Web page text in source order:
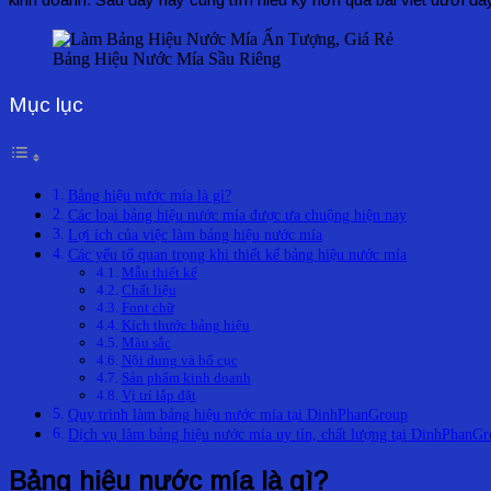
Bảng Hiệu Nước Mía Sầu Riêng
Mục lục
Bảng hiệu nước mía là gì?
Các loại bảng hiệu nước mía được ưa chuộng hiện nay
Lợi ích của việc làm bảng hiệu nước mía
Các yếu tố quan trọng khi thiết kế bảng hiệu nước mía
Mẫu thiết kế
Chất liệu
Font chữ
Kích thước bảng hiệu
Màu sắc
Nội dung và bố cục
Sản phẩm kinh doanh
Vị trí lắp đặt
Quy trình làm bảng hiệu nước mía tại DinhPhanGroup
Dịch vụ làm bảng hiệu nước mía uy tín, chất lượng tại
Bảng hiệu nước mía là gì?